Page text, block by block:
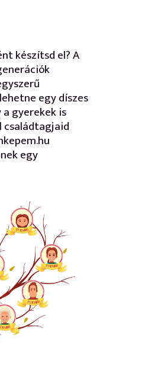
készítsd el? A
egy díszes
gyerekek is
családtagjaid
egy